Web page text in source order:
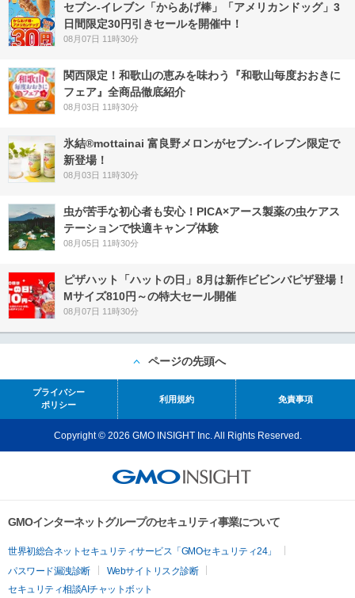
セブン‐イレブン「からあげ棒」「アメリカンドッグ」3
日間限定30円引きセールを開催中！
08月07日 11時30分
関西限定！和歌山の恵みを味わう『和歌山毎度おおきに
フェア』全商品徹底紹介
08月03日 11時30分
氷結®mottainai 富良野メロンがセブン‐イレブン限定で
新登場！
08月03日 11時30分
虫が苦手な初心者も安心！PICA×アース製薬の虫ケアス
テーションで快適キャンプ体験
08月05日 11時30分
ピザハット「ハットの日」8月は新作ビビンバピザ登場！
Mサイズ810円～の特大セール開催
08月07日 11時30分
ページの先頭へ
プライバシー
ポリシー
利用規約 免責事項
Copyright © 2026 GMO INSIGHT Inc. All Rights Reserved.
GMOインターネットグループのセキュリティ事業について
世界初総合ネットセキュリティサービス「GMOセキュリティ24」
パスワード漏洩診断
Webサイトリスク診断
セキュリティ相談AIチャットボット